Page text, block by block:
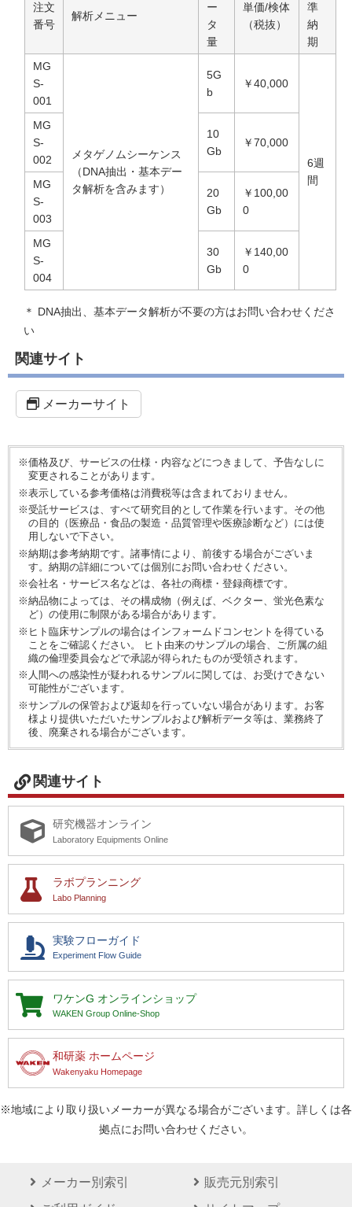
注文
番号
解析メニュー
ー
タ
量
単価/検体
（税抜）
準
納
期
MG
S-
001
メタゲノムシーケンス
（DNA抽出・基本デー
タ解析を含みます）
5G
b
￥40,000
6週
間
MG
S-
002
10
Gb
￥70,000
MG
S-
003
20
Gb
￥100,00
0
MG
S-
004
30
Gb
￥140,00
0
＊ DNA抽出、基本データ解析が不要の方はお問い合わせくださ
い
関連サイト
メーカーサイト
※価格及び、サービスの仕様・内容などにつきまして、予告なしに
変更されることがあります。
※表示している参考価格は消費税等は含まれておりません。
※受託サービスは、すべて研究目的として作業を行います。その他
の目的（医療品・食品の製造・品質管理や医療診断など）には使
用しないで下さい。
※納期は参考納期です。諸事情により、前後する場合がございま
す。納期の詳細については個別にお問い合わせください。
※会社名・サービス名などは、各社の商標・登録商標です。
※納品物によっては、その構成物（例えば、ベクター、蛍光色素な
ど）の使用に制限がある場合があります。
※ヒト臨床サンプルの場合はインフォームドコンセントを得ている
ことをご確認ください。 ヒト由来のサンプルの場合、ご所属の組
織の倫理委員会などで承認が得られたものが受領されます。
※人間への感染性が疑われるサンプルに関しては、お受けできない
可能性がございます。
※サンプルの保管および返却を行っていない場合があります。お客
様より提供いただいたサンプルおよび解析データ等は、業務終了
後、廃棄される場合がございます。
関連サイト
研究機器オンライン
Laboratory Equipments Online
ラボプランニング
Labo Planning
実験フローガイド
Experiment Flow Guide
ワケンG オンラインショップ
WAKEN Group Online-Shop
和研薬 ホームページ
Wakenyaku Homepage
※地域により取り扱いメーカーが異なる場合がございます。詳しくは各
拠点にお問い合わせください。
メーカー別索引
販売元別索引